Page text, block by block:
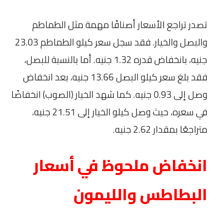
تصدر تراجع الأسعار أصنافًا مهمة مثل الطماطم
والبصل والخيار. فقد سجل سعر كيلو الطماطم 23.03
جنيه، بانخفاض قدره 1.32 جنيه. أما بالنسبة للبصل،
فقد بلغ سعر كيلو البصل 13.66 جنيه، بعد انخفاض
وصل إلى 0.93 جنيه. كما شهد الخيار (الصوب) انخفاضًا
في سعره، حيث وصل كيلو الخيار إلى 21.51 جنيه،
متراجعًا بمقدار 2.62 جنيه.
انخفاض ملحوظ في أسعار
البطاطس والليمون